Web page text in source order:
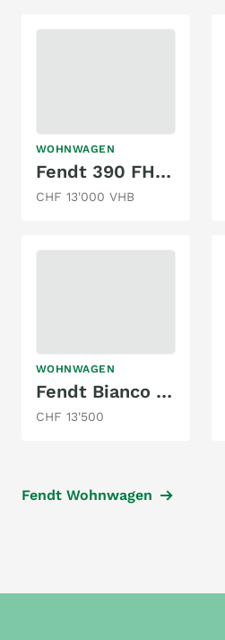
WOHNWAGEN
Fendt 390 FH sportivo bianco
CHF 13'000 VHB
WOHNWAGEN
Fendt Bianco 465 TG
CHF 13'500
Fendt Wohnwagen